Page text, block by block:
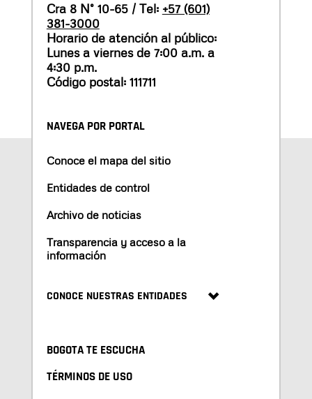
Cra 8 N° 10-65 / Tel: +57 (601)
381-3000
Horario de atención al público:
Lunes a viernes de 7:00 a.m. a
4:30 p.m.
Código postal: 111711
NAVEGA POR PORTAL
Conoce el mapa del sitio
Entidades de control
Archivo de noticias
Transparencia y acceso a la
información
CONOCE NUESTRAS ENTIDADES
BOGOTA TE ESCUCHA
TÉRMINOS DE USO